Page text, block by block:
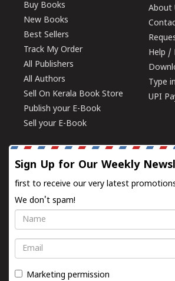
Buy Books
New Books
Best Sellers
Track My Order
All Publishers
All Authors
Sell On Kerala Book Store
Publish your E-Book
Sell your E-Book
About
Help /
Type
UPI
Sign Up for Our Weekly
first to receive our very latest
We don't spam!
Name
Email
Marketing permission